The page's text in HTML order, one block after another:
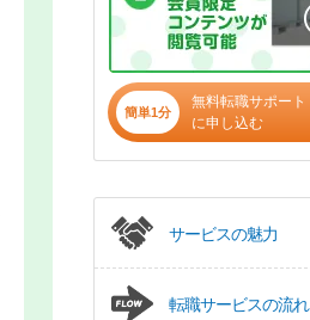
簡単1分
無料転職サポート
に申し込む
サービスの魅力
転職サービスの流れ